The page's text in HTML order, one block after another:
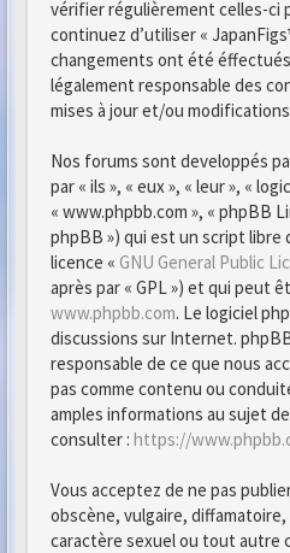
vérifier régulièrement celles-ci
continuez d’utiliser «
changements ont été
légalement responsable des
mises à jour et/ou
Nos forums sont developpés
par « ils », « eux », « leur », «
« www.phpbb.com », « phpBB
phpBB ») qui est un script libre
licence « GNU General Public
après par « GPL ») et qui peut
www.phpbb.com. Le logiciel
discussions sur Internet.
responsable de ce que nous
pas comme contenu ou
amples informations au sujet
consulter : https://
Vous acceptez de ne pas
obscène, vulgaire,
caractère sexuel ou tout autre